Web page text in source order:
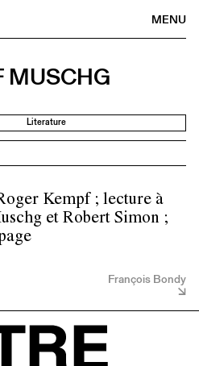
MENU
MUSCHG
Literature
Kempf ; lecture à
et Robert Simon ;
François Bondy